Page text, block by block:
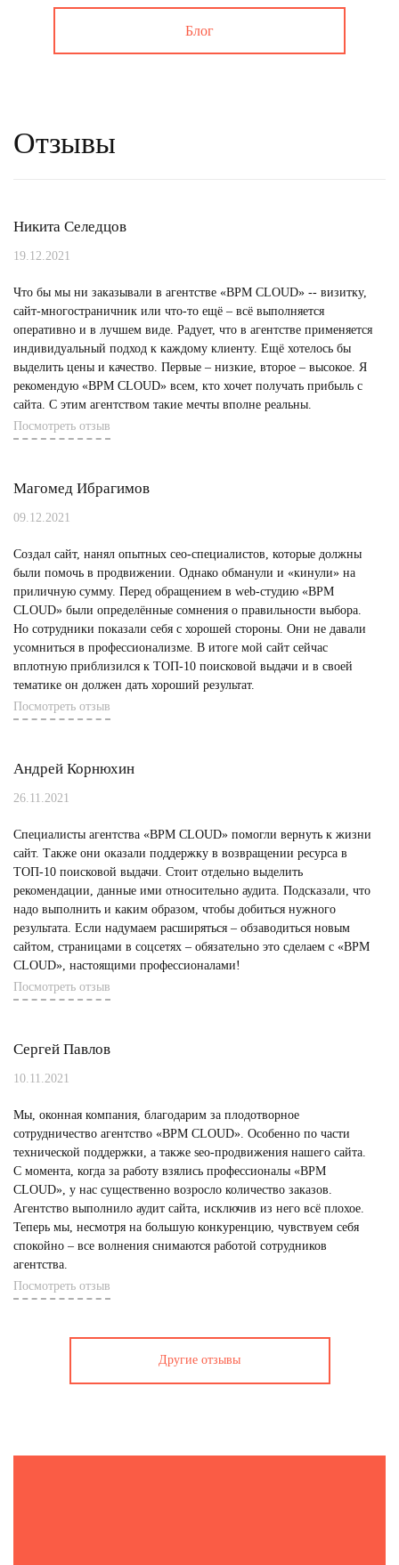
Блог
Отзывы
Никита Селедцов
19.12.2021
Что бы мы ни заказывали в агентстве «BPM CLOUD» -- визитку,
сайт-многостраничник или что-то ещё – всё выполняется
оперативно и в лучшем виде. Радует, что в агентстве применяется
индивидуальный подход к каждому клиенту. Ещё хотелось бы
выделить цены и качество. Первые – низкие, второе – высокое. Я
рекомендую «BPM CLOUD» всем, кто хочет получать прибыль с
сайта. С этим агентством такие мечты вполне реальны.
Посмотреть отзыв
Магомед Ибрагимов
09.12.2021
Создал сайт, нанял опытных сео-специалистов, которые должны
были помочь в продвижении. Однако обманули и «кинули» на
приличную сумму. Перед обращением в web-студию «BPM
CLOUD» были определённые сомнения о правильности выбора.
Но сотрудники показали себя с хорошей стороны. Они не давали
усомниться в профессионализме. В итоге мой сайт сейчас
вплотную приблизился к ТОП-10 поисковой выдачи и в своей
тематике он должен дать хороший результат.
Посмотреть отзыв
Андрей Корнюхин
26.11.2021
Специалисты агентства «BPM CLOUD» помогли вернуть к жизни
сайт. Также они оказали поддержку в возвращении ресурса в
ТОП-10 поисковой выдачи. Стоит отдельно выделить
рекомендации, данные ими относительно аудита. Подсказали, что
надо выполнить и каким образом, чтобы добиться нужного
результата. Если надумаем расширяться – обзаводиться новым
сайтом, страницами в соцсетях – обязательно это сделаем с «BPM
CLOUD», настоящими профессионалами!
Посмотреть отзыв
Сергей Павлов
10.11.2021
Мы, оконная компания, благодарим за плодотворное
сотрудничество агентство «BPM CLOUD». Особенно по части
технической поддержки, а также seo-продвижения нашего сайта.
С момента, когда за работу взялись профессионалы «BPM
CLOUD», у нас существенно возросло количество заказов.
Агентство выполнило аудит сайта, исключив из него всё плохое.
Теперь мы, несмотря на большую конкуренцию, чувствуем себя
спокойно – все волнения снимаются работой сотрудников
агентства.
Посмотреть отзыв
Другие отзывы